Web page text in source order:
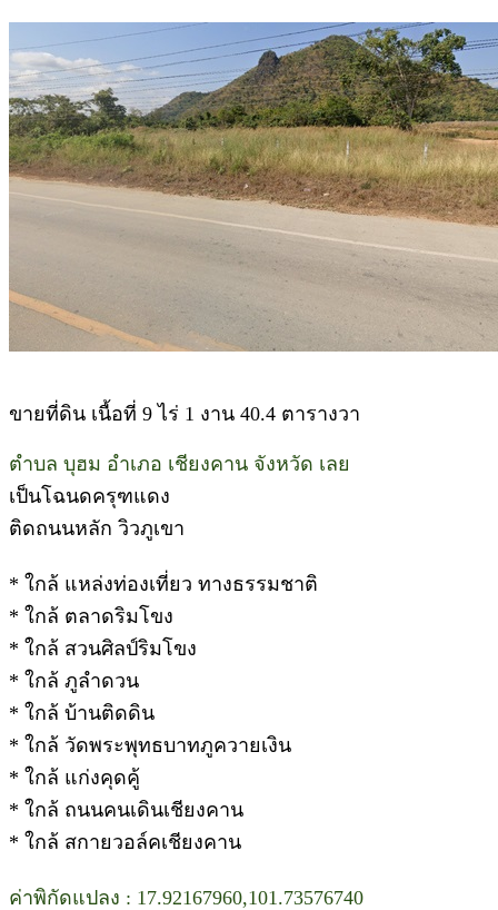
ขายที่ดิน เนื้อที่ 9 ไร่ 1 งาน 40.4 ตารางวา
ตำบล บุฮม อำเภอ เชียงคาน จังหวัด เลย
เป็นโฉนดครุฑแดง
ติดถนนหลัก วิวภูเขา
* ใกล้ แหล่งท่องเที่ยว ทางธรรมชาติ
* ใกล้ ตลาดริมโขง
* ใกล้ สวนศิลป์ริมโขง
* ใกล้ ภูลำดวน
* ใกล้ บ้านติดดิน
* ใกล้ วัดพระพุทธบาทภูควายเงิน
* ใกล้ แก่งคุดคู้
* ใกล้ ถนนคนเดินเชียงคาน
* ใกล้ สกายวอล์คเชียงคาน
ค่าพิกัดแปลง : 17.92167960,101.73576740